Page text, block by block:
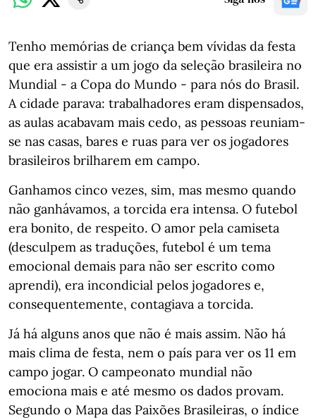
Tenho memórias de criança bem vívidas da festa
que era assistir a um jogo da seleção brasileira no
Mundial - a Copa do Mundo - para nós do Brasil.
A cidade parava: trabalhadores eram dispensados,
as aulas acabavam mais cedo, as pessoas reuniam-
se nas casas, bares e ruas para ver os jogadores
brasileiros brilharem em campo.
Ganhamos cinco vezes, sim, mas mesmo quando
não ganhávamos, a torcida era intensa. O futebol
era bonito, de respeito. O amor pela camiseta
(desculpem as traduções, futebol é um tema
emocional demais para não ser escrito como
aprendi), era incondicial pelos jogadores e,
consequentemente, contagiava a torcida.
Já há alguns anos que não é mais assim. Não há
mais clima de festa, nem o país para ver os 11 em
campo jogar. O campeonato mundial não
emociona mais e até mesmo os dados provam.
Segundo o Mapa das Paixões Brasileiras, o índice